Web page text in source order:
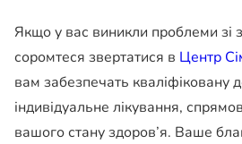
Якщо у вас виникли проблеми зі
соромтеся звертатися в Центр
вам забезпечать кваліфіковану
індивідуальне лікування,
вашого стану здоров’я. Ваше